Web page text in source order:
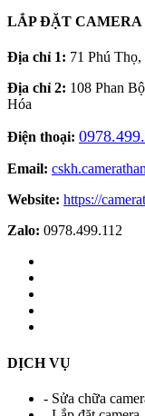
LẮP ĐẶT CAMERA
Địa chỉ 1: 71 Phú
Địa chỉ 2: 108 Phan
Hóa
Điện thoại:
Email:
Website: https://
Zalo: 0978.499.112
DỊCH VỤ
- Sửa chữa